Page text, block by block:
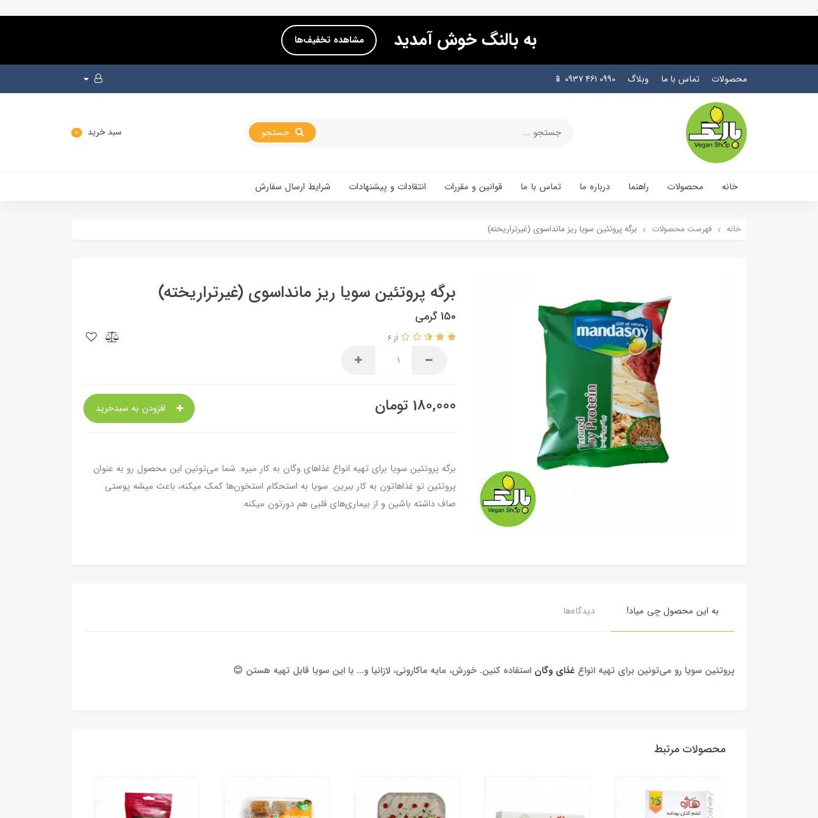
.
به بالنگ خوش آمدید مشاهده تخفیف‌ها
محصولات تماس با ما وبلاگ 0990 461 0937 📱
سبد خرید 0
خانه محصولات راهنما درباره ما تماس با ما قوانین و مقررات انتقادات و پیشنهادات شرایط ارسال سفارش
خانه فهرست محصولات برگه پروتئین سویا ریز مانداسوی (غیرتراریخته)
برگه پروتئین سویا ریز مانداسوی (غیرتراریخته)
150 گرمی
از 6
180,000 تومان
برگه پروتئین سویا برای تهیه انواع غذاهای وگان به کار میره. شما می‌تونین این محصول رو به عنوان
پروتئین تو غذاهاتون به کار ببرین. سویا به استحکام استخون‌ها کمک میکنه، باعث میشه پوستی
صاف داشته باشین و از بیماری‌های قلبی هم دورتون میکنه.
به این محصول چی میاد! دیدگاه‌ها
پروتئین سویا رو می‌تونین برای تهیه انواع غذای وگان استفاده کنین. خورش‌، مایه ماکارونی، لازانیا و... با این سویا قابل تهیه هستن 😊
محصولات مرتبط